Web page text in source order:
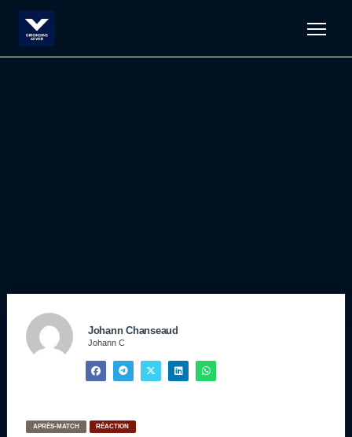
Johann Chanseaud
Johann C
APRÈS-MATCH RÉACTION